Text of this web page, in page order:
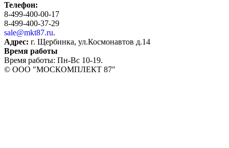
Телефон:
8-499-400-00-17
8-499-400-37-29
sale@mkt87.ru.
Адрес: г. Щербинка, ул.Космонавтов д.14
Время работы
Время работы: Пн-Вс 10-19.
© OOO "МОСКОМПЛЕКТ 87"